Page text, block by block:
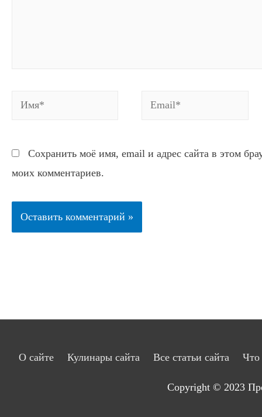
Имя* Email*
Сохранить моё имя, email и адрес сайта в этом
моих комментариев.
О сайте Кулинары сайта Все статьи сайта Что
Copyright © 2023